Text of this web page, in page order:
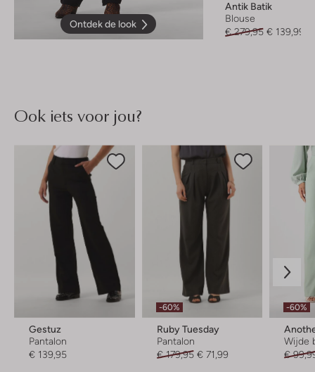
Ontdek de look
Antik Batik
Blouse
€ 279,95 € 139,99
Ook iets voor jou?
Gestuz
Pantalon
€ 139,95
-60%
Ruby Tuesday
Pantalon
€ 179,95 € 71,99
-60%
Wijde
€